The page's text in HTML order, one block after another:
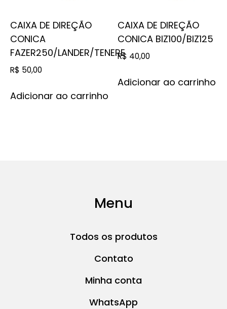
CAIXA DE DIREÇÃO
CONICA
FAZER250/LANDER/TENERE
R$ 50,00
Adicionar ao carrinho
CAIXA DE DIREÇÃO
CONICA BIZ100/BIZ125
R$ 40,00
Adicionar ao carrinho
Menu
Todos os produtos
Contato
Minha conta
WhatsApp